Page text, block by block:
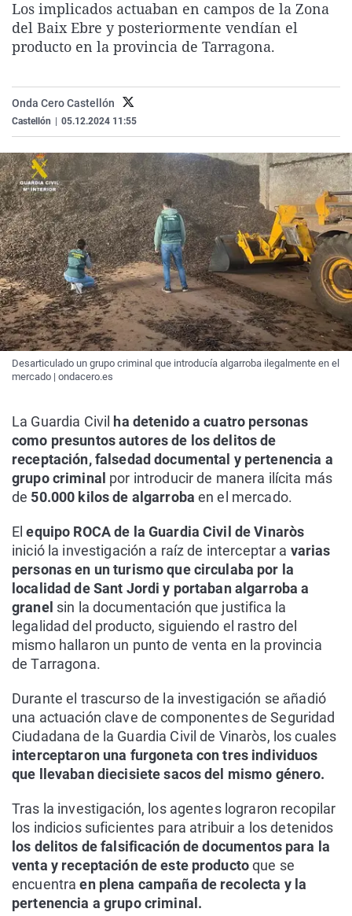
La rosa de los vientos
Gente viajera
Caso
Retornados
Extremadura
Galicia
Virales
Televisión
Los implicados actuaban en campos de la Zona
del Baix Ebre y posteriormente vendían el
producto en la provincia de Tarragona.
Onda Cero Castellón
Castellón 05.12.2024 11:55
Desarticulado un grupo criminal que introducía algarroba ilegalmente en el
mercado | ondacero.es
La Guardia Civil ha detenido a cuatro personas
como presuntos autores de los delitos de
receptación, falsedad documental y pertenencia a
grupo criminal por introducir de manera ilícita más
de 50.000 kilos de algarroba en el mercado.
Elequipo ROCA de la Guardia Civil de Vinaròs
inició la investigación a raíz de interceptar a varias
personas en un turismo que circulaba por la
localidad de Sant Jordi y portaban algarroba a
granel sin la documentación que justifica la
legalidad del producto, siguiendo el rastro del
mismo hallaron un punto de venta en la provincia
de Tarragona.
Durante el trascurso de la investigación se añadió
una actuación clave de componentes de Seguridad
Ciudadana de la Guardia Civil de Vinaròs, los cuales
interceptaron una furgoneta con tres individuos
que llevaban diecisiete sacos del mismo género.
Tras la investigación, los agentes lograron recopilar
los indicios suficientes para atribuir a los detenidos
los delitos de falsificación de documentos para la
venta y receptación de este productoque se
encuentraen plena campaña de recolecta y la
pertenencia a grupo criminal.